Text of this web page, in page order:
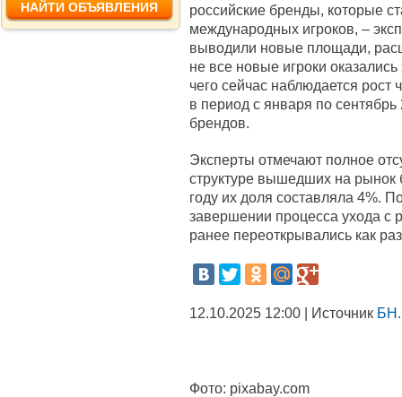
российские бренды, которые
международных игроков, –
выводили новые площади,
не все новые игроки
чего сейчас наблюдается рост
в период с января по
брендов.
Эксперты отмечают полное
структуре вышедших на рынок
году их доля составляла 4%.
завершении процесса ухода с
ранее переоткрывались как
12.10.2025 12:00 | Источник
Фото: pixabay.com